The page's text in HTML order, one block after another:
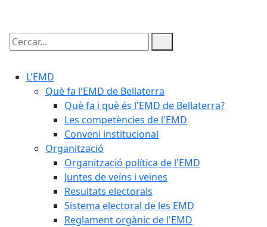
Cercar:
L'EMD
Què fa l'EMD de Bellaterra
Què fa i què és l'EMD de Bellaterra?
Les competències de l'EMD
Conveni institucional
Organització
Organització política de l'EMD
Juntes de veïns i veïnes
Resultats electorals
Sistema electoral de les EMD
Reglament orgànic de l'EMD